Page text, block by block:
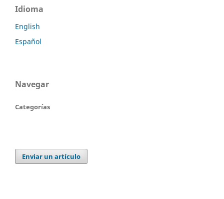
Idioma
English
Español
Navegar
Categorías
Enviar un artículo